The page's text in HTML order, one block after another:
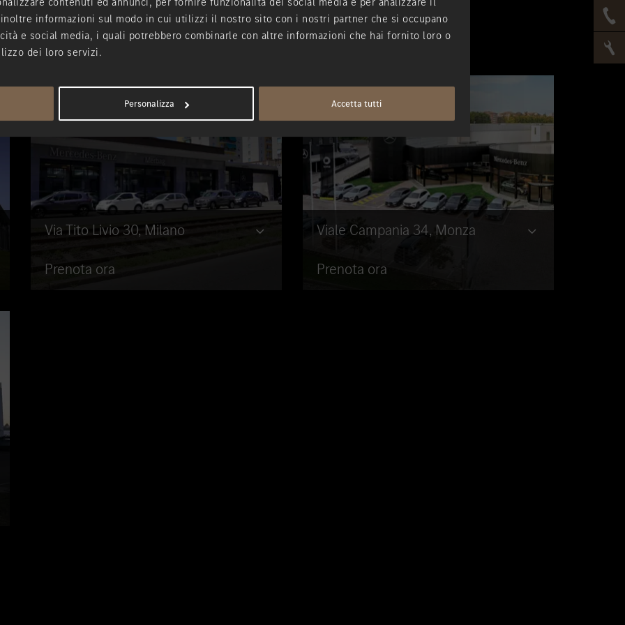
informazioni sul modo in cui utilizzi il nostro sito con i nostri partner che si occupano
e social media, i quali potrebbero combinarle con altre informazioni che hai fornito loro o
dei loro servizi.
Personalizza Accetta tutti
Via Tito Livio 30, Milano
Prenota ora
Viale Campania 34, Monza
Prenota ora